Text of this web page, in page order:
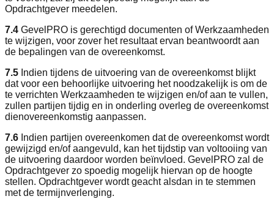
Opdrachtgever meedelen.
7.4 GevelPRO is gerechtigd documenten of Werkzaamheden
te wijzigen, voor zover het resultaat ervan beantwoordt aan
de bepalingen van de overeenkomst.
7.5 Indien tijdens de uitvoering van de overeenkomst blijkt
dat voor een behoorlijke uitvoering het noodzakelijk is om de
te verrichten Werkzaamheden te wijzigen en/of aan te vullen,
zullen partijen tijdig en in onderling overleg de overeenkomst
dienovereenkomstig aanpassen.
7.6 Indien partijen overeenkomen dat de overeenkomst wordt
gewijzigd en/of aangevuld, kan het tijdstip van voltooiing van
de uitvoering daardoor worden beïnvloed. GevelPRO zal de
Opdrachtgever zo spoedig mogelijk hiervan op de hoogte
stellen. Opdrachtgever wordt geacht alsdan in te stemmen
met de termijnverlenging.